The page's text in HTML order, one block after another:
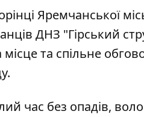
Яремчанської
ДНЗ "Гірський
та спільне
час без опадів,